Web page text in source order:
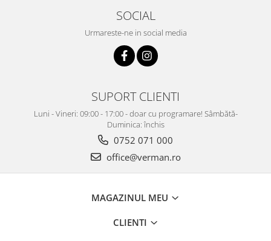
SOCIAL
Urmareste-ne in social media
SUPORT CLIENTI
Luni - Vineri: 09:00 - 17:00 - doar cu programare! Sâmbătă-
Duminica: închis
0752 071 000
office@verman.ro
MAGAZINUL MEU
CLIENTI